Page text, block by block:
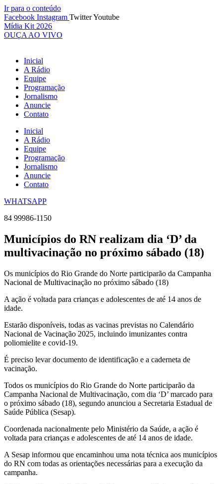
Ir para o conteúdo
Facebook Instagram TwitterYoutube
Mídia Kit 2026
OUÇA AO VIVO
Inicial
A Rádio
Equipe
Programação
Jornalismo
Anuncie
Contato
Inicial
A Rádio
Equipe
Programação
Jornalismo
Anuncie
Contato
WHATSAPP
84 99986-1150
Municípios do RN realizam dia ‘D’ da
multivacinação no próximo sábado (18)
Os municípios do Rio Grande do Norte participarão da Campanha
Nacional de Multivacinação no próximo sábado (18)
A ação é voltada para crianças e adolescentes de até 14 anos de
idade.
Estarão disponíveis, todas as vacinas previstas no Calendário
Nacional de Vacinação 2025, incluindo imunizantes contra
poliomielite e covid-19.
É preciso levar documento de identificação e a caderneta de
vacinação.
Todos os municípios do Rio Grande do Norte participarão da
Campanha Nacional de Multivacinação, com dia ‘D’ marcado para
o próximo sábado (18), segundo anunciou a Secretaria Estadual de
Saúde Pública (Sesap).
Coordenada nacionalmente pelo Ministério da Saúde, a ação é
voltada para crianças e adolescentes de até 14 anos de idade.
A Sesap informou que encaminhou uma nota técnica aos municípios
do RN com todas as orientações necessárias para a execução da
campanha.